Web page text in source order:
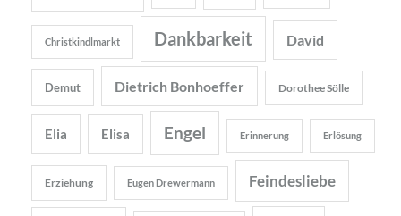
Christkindlmarkt Dankbarkeit David
Demut Dietrich Bonhoeffer Dorothee Sölle
Elia Elisa Engel Erinnerung Erlösung
Erziehung Eugen Drewermann Feindesliebe